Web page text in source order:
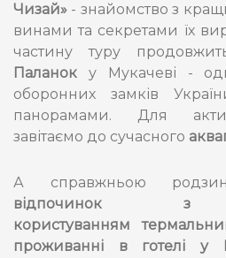
Чизай» - знайомство з
винами та секретами їх
частину туру
Паланок у Мукачеві -
оборонних замків
панорамами. Для
завітаємо до сучасного
А справжньою
відпочинок з
користуванням
проживанні в готелі у